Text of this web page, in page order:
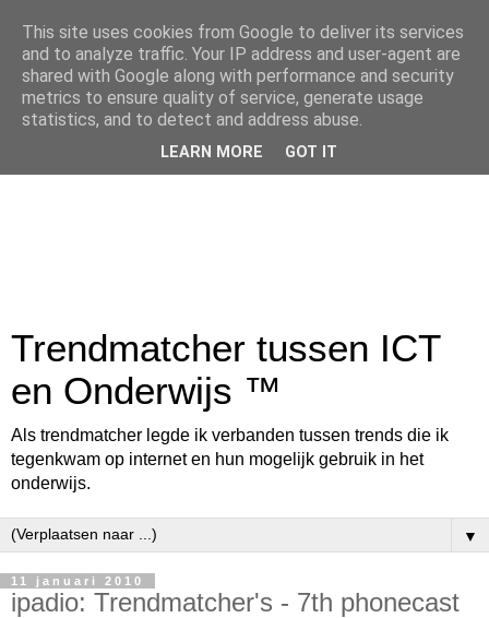
Trendmatcher tussen ICT
en Onderwijs ™
Als trendmatcher legde ik verbanden tussen trends die ik
tegenkwam op internet en hun mogelijk gebruik in het
onderwijs.
▼
11 januari 2010
ipadio: Trendmatcher's - 7th phonecast
This site uses cookies from Google to deliver its services
and to analyze traffic. Your IP address and user-agent are
shared with Google along with performance and security
metrics to ensure quality of service, generate usage
statistics, and to detect and address abuse.
LEARN MORE GOT IT